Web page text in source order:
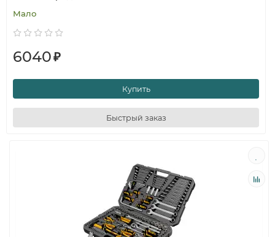
Мало
6040₽
Купить
Быстрый заказ